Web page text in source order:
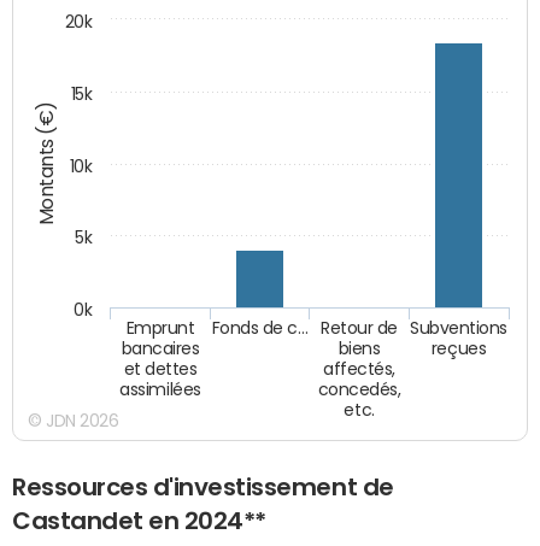
Montants (€)
Emprunt
bancaires
et dettes
assimilées
Fonds de c…
Retour de
biens
affectés,
concedés,
etc.
Subventions
reçues
0k
5k
10k
15k
20k
© JDN 2026
Ressources d'investissement de
Castandet en 2024**